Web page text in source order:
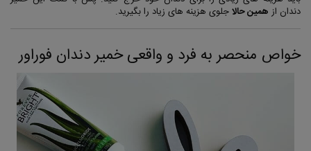
دندان از همین حالاجلوی هزینه های زیاد را بگیرید.
خواص منحصر به فرد و واقعی خمیر دندان فوراور